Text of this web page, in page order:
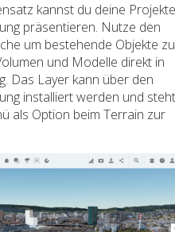
kannst du deine Projekte
präsentieren. Nutze den
um bestehende Objekte zu
und Modelle direkt in
Das Layer kann über den
installiert werden und steht
als Option beim Terrain zur